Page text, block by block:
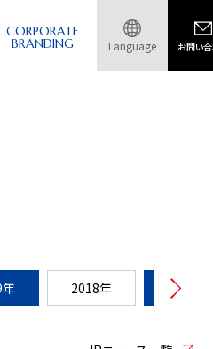
CORPORATE
BRANDING Language お問い
2018年 2017年